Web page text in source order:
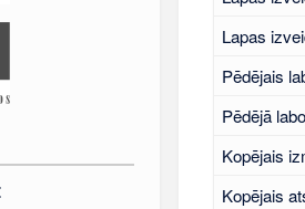
Lapas
Pēdējais
Pēdējā
Kopējais
Kopējais